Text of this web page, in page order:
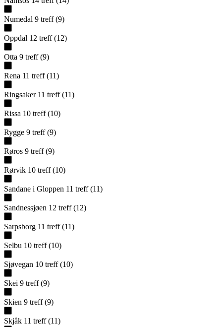
Numedal 9 treff (9)
Oppdal 12 treff (12)
Otta 9 treff (9)
Rena 11 treff (11)
Ringsaker 11 treff (11)
Rissa 10 treff (10)
Rygge 9 treff (9)
Røros 9 treff (9)
Rørvik 10 treff (10)
Sandane i Gloppen 11 treff (11)
Sandnessjøen 12 treff (12)
Sarpsborg 11 treff (11)
Selbu 10 treff (10)
Sjøvegan 10 treff (10)
Skei 9 treff (9)
Skien 9 treff (9)
Skjåk 11 treff (11)